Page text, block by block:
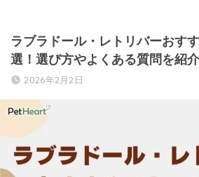
ラブラドール・レトリバーおす
選！選び方やよくある質問を紹介
2026年2月2日